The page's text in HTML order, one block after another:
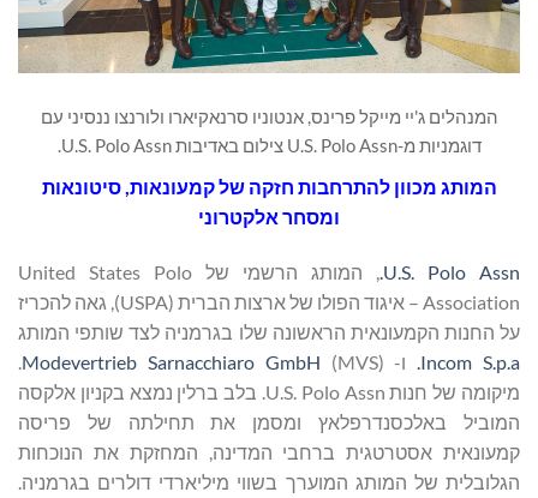
המנהלים ג'יי מייקל פרינס, אנטוניו סרנאקיארו ולורנצו ננסיני עם
דוגמניות מ-U.S. Polo Assn צילום באדיבות U.S. Polo Assn.
המותג מכוון להתרחבות חזקה של קמעונאות, סיטונאות
ומסחר אלקטרוני
U.S. Polo Assn.
, המותג הרשמי של United States Polo
Association – איגוד הפולו של ארצות הברית (USPA), גאה להכריז
על החנות הקמעונאית הראשונה שלו בגרמניה לצד שותפי המותג
Incom S.p.a.
ו- Modevertrieb Sarnacchiaro GmbH
מיקומה של חנות U.S. Polo Assn. בלב ברלין נמצא בקניון אלקסה
המוביל באלכסנדרפלאץ ומסמן את תחילתה של פריסה
קמעונאית אסטרטגית ברחבי המדינה, המחזקת את הנוכחות
הגלובלית של המותג המוערך בשווי מיליארדי דולרים בגרמניה.